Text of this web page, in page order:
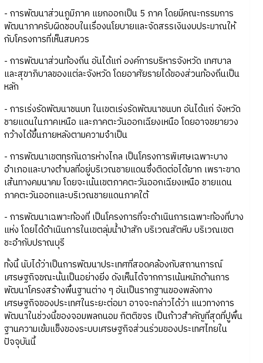
- การพัฒนาส่วนภูมิภาค แยกออกเป็น 5 ภาค โดยมีคณะกรรมการ
พัฒนาภาครับผิดชอบในเรื่องนโยบายและจัดสรรเงินงบประมาณให้
กับโครงการที่เห็นสมควร
- การพัฒนาส่วนท้องถิ่น อันได้แก่ องค์การบริหารจังหวัด เทศบาล
และสุขาภิบาลของแต่ละจังหวัด โดยอาศัยรายได้ของส่วนท้องถิ่นเป็น
หลัก
- การเร่งรัดพัฒนาชนบท ในเขตเร่งรัดพัฒนาชนบท อันได้แก่ จังหวัด
ชายแดนในภาคเหนือ และภาคตะวันออกเฉียงเหนือ โดยอาจขยายวง
กว้างได้ขึ้นภายหลังตามความจำเป็น
- การพัฒนาเขตทุรกันดารห่างไกล เป็นโครงการพิเศษเฉพาะบาง
อำเภอและบางตำบลที่อยู่บริเวณชายแดนซึ่งติดต่อได้ยาก เพราะขาด
เส้นทางคมนาคม โดยจะเน้นเขตภาคตะวันออกเฉียงเหนือ ชายแดน
ภาคตะวันออกและบริเวณชายแดนภาคใต้
- การพัฒนาเฉพาะท้องที่ เป็นโครงการที่จะดำเนินการเฉพาะท้องที่บาง
แห่ง โดยได้ดำเนินการในเขตลุ่มน้ำป่าสัก บริเวณสัตหีบ บริเวณเขต
ชะอำกับปราณบุรี
ทั้งนี้ นับได้ว่าเป็นการพัฒนาประเทศที่สอดคล้องกับสถานการณ์
เศรษฐกิจขณะนั้นเป็นอย่างยิ่ง ดังเห็นได้จากการเน้นหนักด้านการ
พัฒนาโครงสร้างพื้นฐานต่าง ๆ อันเป็นรากฐานของพลังทาง
เศรษฐกิจของประเทศในระยะต่อมา อาจจะกล่าวได้ว่า แนวทางการ
พัฒนาในช่วงนี้ของจอมพลถนอม กิตติขจร เป็นก้าวสำคัญที่สุดที่ปูพื้น
ฐานความเข้มแข็งของระบบเศรษฐกิจส่วนร่วมของประเทศไทยใน
ปัจจุบันนี้